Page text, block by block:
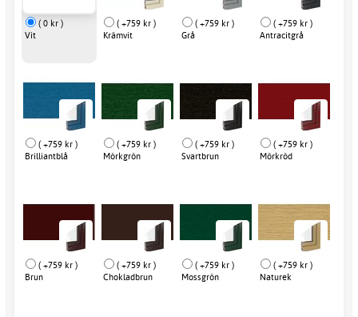
( 0 kr )
Vit
( +759 kr )
Krämvit
( +759 kr )
Grå
( +759 kr )
Antracitgrå
( +759 kr )
Brilliantblå
( +759 kr )
Mörkgrön
( +759 kr )
Svartbrun
( +759 kr )
Mörkröd
( +759 kr )
Brun
( +759 kr )
Chokladbrun
( +759 kr )
Mossgrön
( +759 kr )
Naturek